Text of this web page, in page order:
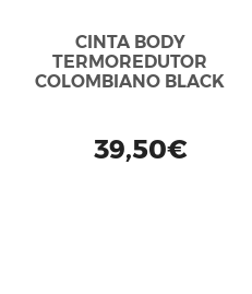
CINTA BODY
TERMOREDUTOR
COLOMBIANO BLACK
39,50€